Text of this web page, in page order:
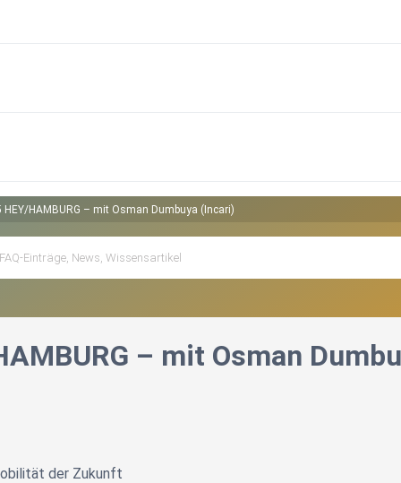
HEY/HAMBURG – mit Osman Dumbuya (Incari)
– mit Osman
der Zukunft